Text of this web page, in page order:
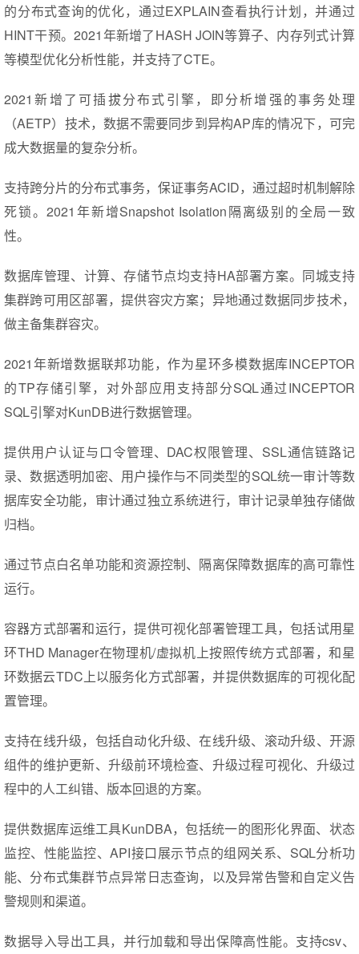
的分布式查询的优化，通过EXPLAIN查看执行计划，并通过
HINT干预。2021年新增了HASH JOIN等算子、内存列式计算
等模型优化分析性能，并支持了CTE。
2021新增了可插拔分布式引擎，即分析增强的事务处理
（AETP）技术，数据不需要同步到异构AP库的情况下，可完
成大数据量的复杂分析。
支持跨分片的分布式事务，保证事务ACID，通过超时机制解除
死锁。2021年新增Snapshot Isolation隔离级别的全局一致
性。
数据库管理、计算、存储节点均支持HA部署方案。同城支持
集群跨可用区部署，提供容灾方案；异地通过数据同步技术，
做主备集群容灾。
2021年新增数据联邦功能，作为星环多模数据库INCEPTOR
的TP存储引擎，对外部应用支持部分SQL通过INCEPTOR
SQL引擎对KunDB进行数据管理。
提供用户认证与口令管理、DAC权限管理、SSL通信链路记
录、数据透明加密、用户操作与不同类型的SQL统一审计等数
据库安全功能，审计通过独立系统进行，审计记录单独存储做
归档。
通过节点白名单功能和资源控制、隔离保障数据库的高可靠性
运行。
容器方式部署和运行，提供可视化部署管理工具，包括试用星
环THD Manager在物理机/虚拟机上按照传统方式部署，和星
环数据云TDC上以服务化方式部署，并提供数据库的可视化配
置管理。
支持在线升级，包括自动化升级、在线升级、滚动升级、开源
组件的维护更新、升级前环境检查、升级过程可视化、升级过
程中的人工纠错、版本回退的方案。
提供数据库运维工具KunDBA，包括统一的图形化界面、状态
监控、性能监控、API接口展示节点的组网关系、SQL分析功
能、分布式集群节点异常日志查询，以及异常告警和自定义告
警规则和渠道。
数据导入导出工具，并行加载和导出保障高性能。支持csv、